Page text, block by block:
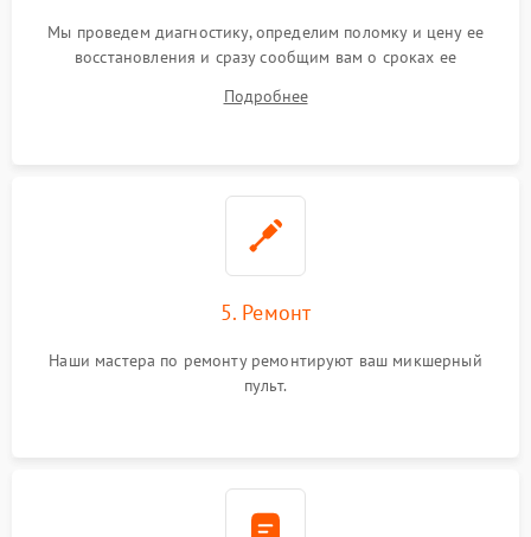
Мы проведем диагностику, определим поломку и цену ее
восстановления и сразу сообщим вам о сроках ее
Подробнее
5. Ремонт
Наши мастера по ремонту ремонтируют ваш микшерный
пульт.